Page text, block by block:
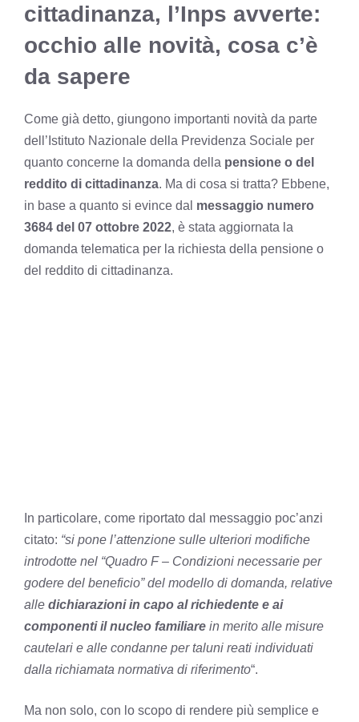
cittadinanza, l’Inps avverte:
occhio alle novità, cosa c’è
da sapere
Come già detto, giungono importanti novità da parte
dell’Istituto Nazionale della Previdenza Sociale per
quanto concerne la domanda della pensione o del
reddito di cittadinanza. Ma di cosa si tratta? Ebbene,
in base a quanto si evince dal messaggio numero
3684 del 07 ottobre 2022, è stata aggiornata la
domanda telematica per la richiesta della pensione o
del reddito di cittadinanza.
In particolare, come riportato dal messaggio poc’anzi
citato: “si pone l’attenzione sulle ulteriori modifiche
introdotte nel “Quadro F – Condizioni necessarie per
godere del beneficio” del modello di domanda, relative
alle dichiarazioni in capo al richiedente e ai
componenti il nucleo familiare in merito alle misure
cautelari e alle condanne per taluni reati individuati
dalla richiamata normativa di riferimento“.
Ma non solo, con lo scopo di rendere più semplice e